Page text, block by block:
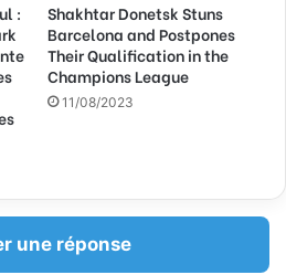
:
Shakhtar Donetsk Stuns
Barcelona and Postpones
Their Qualification in the
Champions League
11/08/2023
une réponse